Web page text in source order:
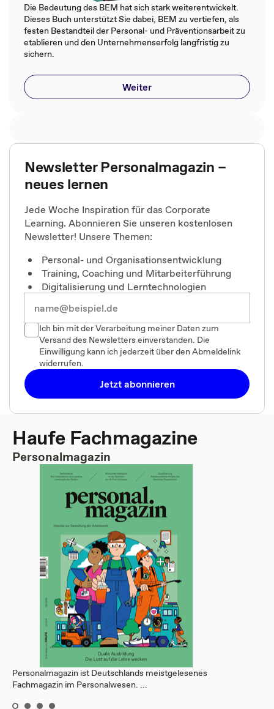
Die Bedeutung des BEM hat sich stark weiterentwickelt.
Dieses Buch unterstützt Sie dabei, BEM zu vertiefen, als
festen Bestandteil der Personal- und Präventionsarbeit zu
etablieren und den Unternehmenserfolg langfristig zu
sichern.
Weiter
Newsletter Personalmagazin –
neues lernen
Jede Woche Inspiration für das Corporate
Learning. Abonnieren Sie unseren kostenlosen
Newsletter! Unsere Themen:
Personal- und Organisationsentwicklung
Training, Coaching und Mitarbeiterführung
Digitalisierung und Lerntechnologien
Ich bin mit der Verarbeitung meiner Daten zum
Versand des Newsletters einverstanden. Die
Einwilligung kann ich jederzeit über den Abmeldelink
widerrufen.
Jetzt abonnieren
Haufe Fachmagazine
Personalmagazin
Personalmagazin ist Deutschlands meistgelesenes
Fachmagazin im Personalwesen. ...